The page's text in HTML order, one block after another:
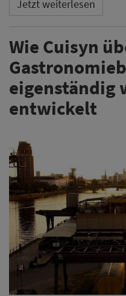
Jetzt weiterlesen
Wie Cuisyn
eigenständig
entwickelt